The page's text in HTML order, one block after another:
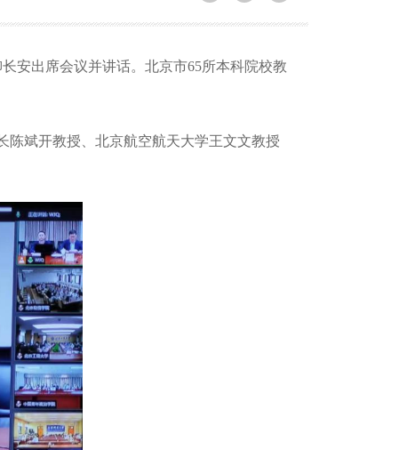
安出席会议并讲话。北京市65所本科院校教
陈斌开教授、北京航空航天大学王文文教授